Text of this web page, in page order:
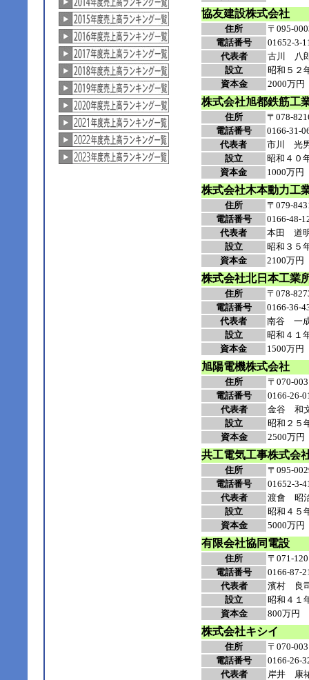
協友建設株式会社
住所
〒095-
電話番号
01652-3-
代表者
古川 八
設立
昭和５２
資本金
2000万円
株式会社旭都鉄筋工
住所
〒078-
電話番号
0166-31-
代表者
市川 光
設立
昭和４０
資本金
1000万円
株式会社木本動力工
住所
〒079-
電話番号
0166-48-
代表者
本田
道
設立
昭和３５
資本金
2100万円
株式会社北日本工業
住所
〒078-
電話番号
0166-36-
代表者
南谷 一
設立
昭和４１
資本金
1500万円
旭陽電機株式会社
住所
〒070-
電話番号
0166-26-
代表者
金谷 和
設立
昭和２５
資本金
2500万円
共工電気工事株式会
住所
〒095-
電話番号
01652-3-
代表者
渡會 昭
設立
昭和４５
資本金
5000万円
有限会社協同電設
住所
〒071-
電話番号
0166-87-
代表者
濱村 良
設立
昭和４１
資本金
800万円
株式会社キシイ
住所
〒070-
電話番号
0166-26-
代表者
岸井 康